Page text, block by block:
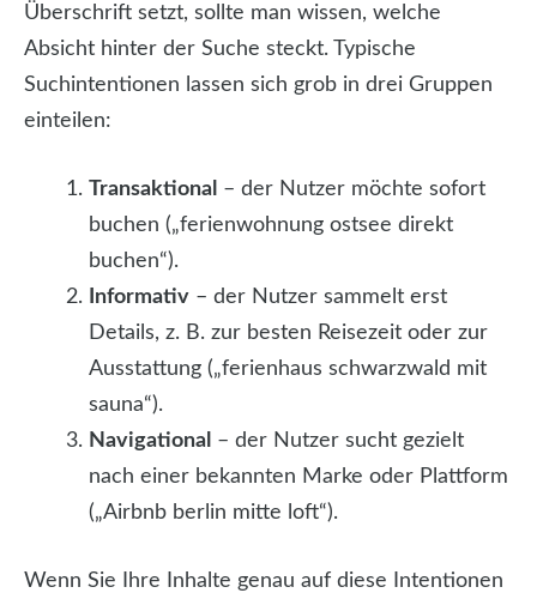
Überschrift setzt, sollte man wissen, welche
Absicht hinter der Suche steckt. Typische
Suchintentionen lassen sich grob in drei Gruppen
einteilen:
Transaktional – der Nutzer möchte sofort
buchen („ferienwohnung ostsee direkt
buchen“).
Informativ – der Nutzer sammelt erst
Details, z. B. zur besten Reisezeit oder zur
Ausstattung („ferienhaus schwarzwald mit
sauna“).
Navigational – der Nutzer sucht gezielt
nach einer bekannten Marke oder Plattform
(„Airbnb berlin mitte loft“).
Wenn Sie Ihre Inhalte genau auf diese Intentionen